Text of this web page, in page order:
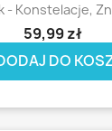
- Konstelacje,
59,99 zł
DO